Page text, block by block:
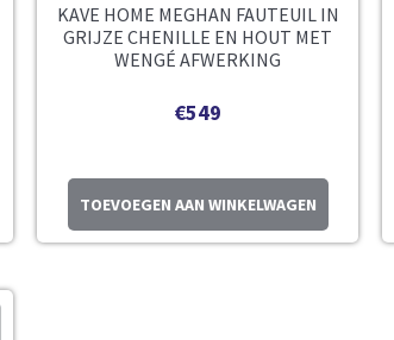
KAVE HOME MEGHAN FAUTEUIL IN
GRIJZE CHENILLE EN HOUT MET
WENGÉ AFWERKING
€549
TOEVOEGEN AAN WINKELWAGEN